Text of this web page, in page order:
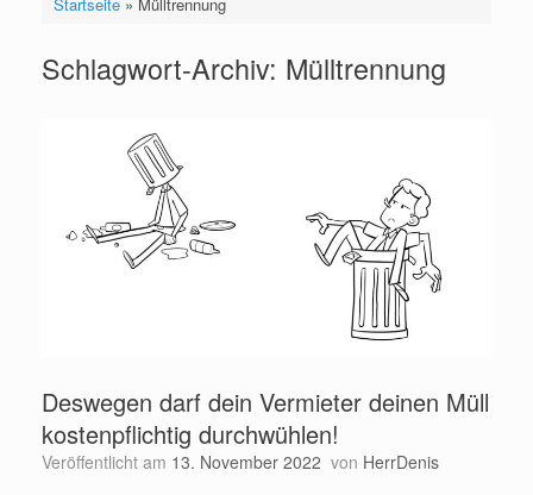
Startseite» Mülltrennung
Schlagwort-Archiv: Mülltrennung
Deswegen darf dein Vermieter deinen Müll
kostenpflichtig durchwühlen!
Veröffentlicht am 13. November 2022 von HerrDenis